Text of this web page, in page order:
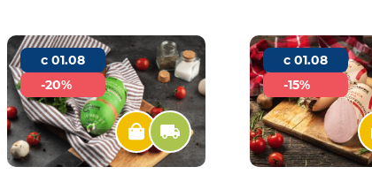
c 01.08
-20%
c 01.08
-15%